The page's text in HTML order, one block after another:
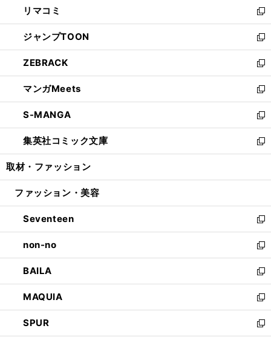
で
開
く
ド
ウ
で
開
く
ィ
ン
ド
ウ
で
開
く
い
ウ
ィ
ン
ド
ウ
で
開
く
リマコミ
新
し
い
ウ
ィ
ン
ド
ウ
で
開
く
ジャンプTOON
新
し
い
ウ
ィ
ン
ド
ウ
で
開
ZEBRACK
新
し
い
ウ
ィ
ン
ド
ウ
開
マンガMeets
新
し
い
ウ
ィ
ン
ウ
開
く
S-MANGA
新
し
い
ウ
ン
ウ
で
開
く
集英社コミック文庫
新
し
ウ
ン
ド
ウ
で
開
く
取材・ファッション
ファッション・美容
Seventeen
新
し
い
ウ
ィ
ン
ド
ウ
で
開
non-no
新
し
い
ウ
ィ
ン
ド
ウ
BAILA
新
し
い
ウ
ィ
ン
MAQUIA
新
し
い
ウ
SPUR
新
し